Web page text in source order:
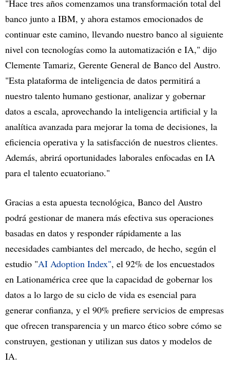
"Hace tres años comenzamos una transformación total del
banco junto a IBM, y ahora estamos emocionados de
continuar este camino, llevando nuestro banco al siguiente
nivel con tecnologías como la automatización e IA," dijo
Clemente Tamariz, Gerente General de Banco del Austro.
"Esta plataforma de inteligencia de datos permitirá a
nuestro talento humano gestionar, analizar y gobernar
datos a escala, aprovechando la inteligencia artificial y la
analítica avanzada para mejorar la toma de decisiones, la
eficiencia operativa y la satisfacción de nuestros clientes.
Además, abrirá oportunidades laborales enfocadas en IA
para el talento ecuatoriano."
Gracias a esta apuesta tecnológica, Banco del Austro
podrá gestionar de manera más efectiva sus operaciones
basadas en datos y responder rápidamente a las
necesidades cambiantes del mercado, de hecho, según el
estudio "AI Adoption Index", el 92% de los encuestados
en Lationamérica cree que la capacidad de gobernar los
datos a lo largo de su ciclo de vida es esencial para
generar confianza, y el 90% prefiere servicios de empresas
que ofrecen transparencia y un marco ético sobre cómo se
construyen, gestionan y utilizan sus datos y modelos de
IA.